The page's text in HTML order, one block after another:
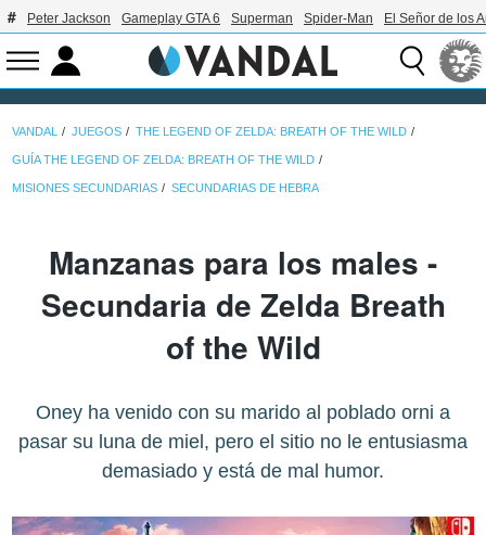
Peter Jackson Gameplay GTA 6 Superman Spider-Man El Señor de los
VANDAL JUEGOS THE LEGEND OF ZELDA: BREATH OF THE WILD
GUÍA THE LEGEND OF ZELDA: BREATH OF THE WILD
MISIONES SECUNDARIAS SECUNDARIAS DE HEBRA
Manzanas para los males -
Secundaria de Zelda Breath
of the Wild
Oney ha venido con su marido al poblado orni a
pasar su luna de miel, pero el sitio no le entusiasma
demasiado y está de mal humor.